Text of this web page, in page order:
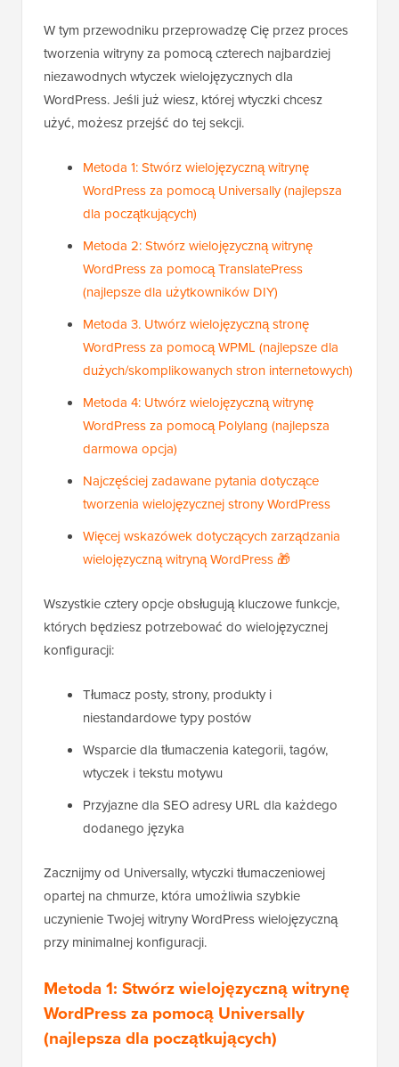
W tym przewodniku przeprowadzę Cię przez proces
tworzenia witryny za pomocą czterech najbardziej
niezawodnych wtyczek wielojęzycznych dla
WordPress. Jeśli już wiesz, której wtyczki chcesz
użyć, możesz przejść do tej sekcji.
Metoda 1: Stwórz wielojęzyczną witrynę
WordPress za pomocą Universally (najlepsza
dla początkujących)
Metoda 2: Stwórz wielojęzyczną witrynę
WordPress za pomocą TranslatePress
(najlepsze dla użytkowników DIY)
Metoda 3. Utwórz wielojęzyczną stronę
WordPress za pomocą WPML (najlepsze dla
dużych/skomplikowanych stron internetowych)
Metoda 4: Utwórz wielojęzyczną witrynę
WordPress za pomocą Polylang (najlepsza
darmowa opcja)
Najczęściej zadawane pytania dotyczące
tworzenia wielojęzycznej strony WordPress
Więcej wskazówek dotyczących zarządzania
wielojęzyczną witryną WordPress 🎁
Wszystkie cztery opcje obsługują kluczowe funkcje,
których będziesz potrzebować do wielojęzycznej
konfiguracji:
Tłumacz posty, strony, produkty i
niestandardowe typy postów
Wsparcie dla tłumaczenia kategorii, tagów,
wtyczek i tekstu motywu
Przyjazne dla SEO adresy URL dla każdego
dodanego języka
Zacznijmy od Universally, wtyczki tłumaczeniowej
opartej na chmurze, która umożliwia szybkie
uczynienie Twojej witryny WordPress wielojęzyczną
przy minimalnej konfiguracji.
Metoda 1: Stwórz wielojęzyczną witrynę
WordPress za pomocą Universally
(najlepsza dla początkujących)